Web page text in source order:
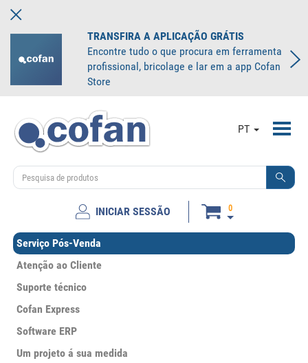
TRANSFIRA A APLICAÇÃO GRÁTIS
Encontre tudo o que procura em ferramenta
profissional, bricolage e lar em a app Cofan
Store
PT
INICIAR SESSÃO 0
Serviço Pós-Venda
Atenção ao Cliente
Suporte técnico
Cofan Express
Software ERP
Um projeto á sua medida